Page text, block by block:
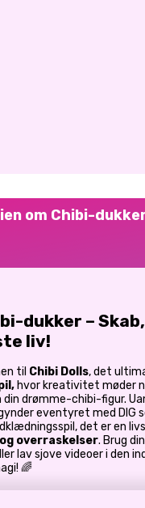
om Chibi-
dukker –
liv!
til Chibi Dolls, det
hvor kreativitet møder
din drømme-chibi-figur.
eventyret med DIG
det er en
overraskelser. Brug
lav sjove videoer i den
🌈